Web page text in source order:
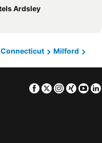
Ardsley
Connecticut
Milford
Facebook
TwitterXing